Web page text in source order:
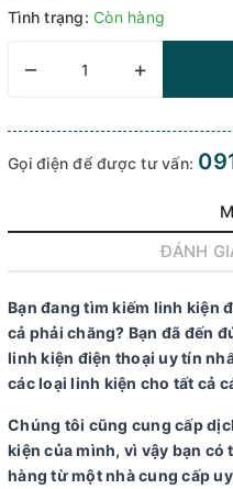
Tình trạng: Còn hàng
– +
Gọi điện để được tư vấn:
ĐÁNH
Bạn đang tìm kiếm linh kiện
cả phải chăng? Bạn đã đến
linh kiện điện thoại uy tín
các loại linh kiện cho tất cả
Chúng tôi cũng cung cấp
kiện của mình, vì vậy bạn có
hàng từ một nhà cung cấp